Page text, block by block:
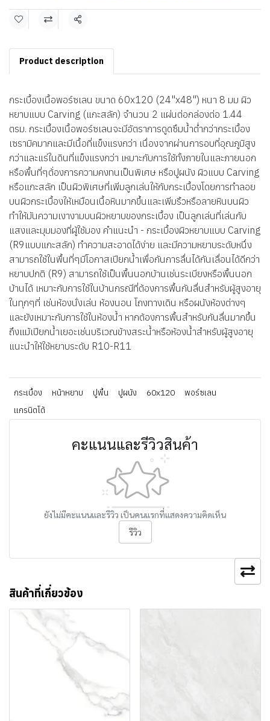
แชร์
Product description
กระเบื้องเนื้อพอร์ซเลน ขนาด 60x120 (24"x48") หนา 8 มม ผิว
หยาบแบบ Carving (แกะสลัก) จำนวน 2 แผ่นต่อกล่องต่อ 1.44
ตรม. กระเบื้องเนื้อพอร์ซเลนจะมีอัตราการดูดซึมน้ำต่ำกว่ากระเบื้อง
เซรามิคมากและมีเนื้อที่แข็งแรงกว่า เนื่องจากผ่านการอบที่อุณภูมิสูง
กว่าและแร่ในดินที่แข็งแรงกว่า เหมาะกับการใช้ทั้งภายในและภายนอก
หรือพื้นที่ๆต้่องการความคงทนเป็นพิเศษ หรือปูผนัง ผิวแบบ Carving
หรือแกะสลัก เป็นผิวพิเศษที่เพิ่มลูกเล่นให้กับกระเบื้องโดยการทำลอย
บนผิวกระเบื้องให้เหมือนเนื้อหินมากขึ้นและเพิ่มริ้วหรือลายหินบนผิว
ทำให้มันความเงางามบนผิวหยาบของกระเบื้อง เป็นลูกเล่นที่เล่นกับ
แสงและมุมมองที่ผู้ใช้มอง คำแนะนำ - กระเบื้องผิวหยาบแบบ Carving
(R9แบบแกะสลัก) ทำความสะอาดได้ง่าย และมีความหยาบระดับหนึ่ง
สามารถใช้ในพื้นที่ๆมีโอกาสเปียกน้ำเพื่อกันการลื่นได้กันเลื่อนได้ดีกว่า
หยาบปกติ (R9) สามารถใช้เป็นพื้นนอกบ้านเช่นระเบียงหรือพื้นนอก
บ้านได้ เหมาะกับการใช้ในบ้านกรณีที่ต้องการพื้นกันลื่นสำหรับผู้สูงอายุ
ในทุกๆที่ เช่นห้องนั่งเล่น ห้องนอน โถงทางเดิน หรือผนังห้องต่างๆ
และยังเหมาะกับการใช้ในห้องน้ำ หากต้องการพื้นสำหรับกันลื่นมากขึ้น
ถึงแม้เปียกน้ำเยอะเช่นบริเวณข้างสระน้ำหรือห้องน้ำสำหรับผู้สูงอายุ
แนะนำให้ใช้หยาบระดับ R10-R11
กระเบื้อง หน้าหยาบ ปูพื้น ปูผนัง 60x120
พอร์ซเลน
แกรนิตโต้
คะแนนและรีวิวสินค้า
ยังไม่มีคะแนนและรีวิว เป็นคนแรกที่แสดงความคิดเห็น
รีวิว
สินค้าที่เกี่ยวข้อง